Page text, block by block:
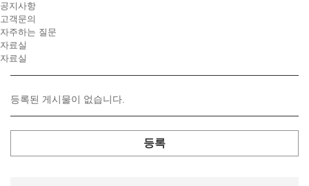
공지사항
고객문의
자주하는 질문
자료실
자료실
등록된 게시물이 없습니다.
등록